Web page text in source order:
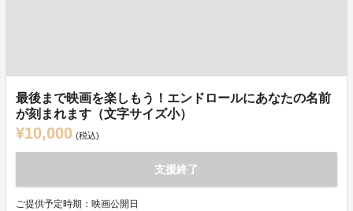
最後まで映画を楽しもう！エンドロールにあなたの名前
が刻まれます（文字サイズ小）
¥10,000 (税込)
支援終了
ご提供予定時期：映画公開日